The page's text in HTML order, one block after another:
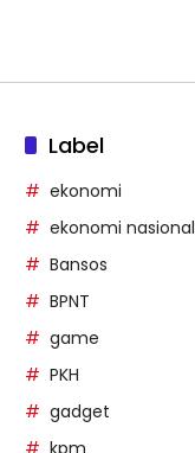
Label
ekonomi
ekonomi nasional
Bansos
BPNT
game
PKH
gadget
kpm